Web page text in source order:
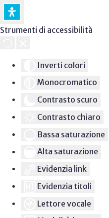
Strumenti di accessibilità
Inverti colori
Monocromatico
Contrasto scuro
Contrasto chiaro
Bassa saturazione
Alta saturazione
Evidenzia link
Evidenzia titoli
Lettore vocale